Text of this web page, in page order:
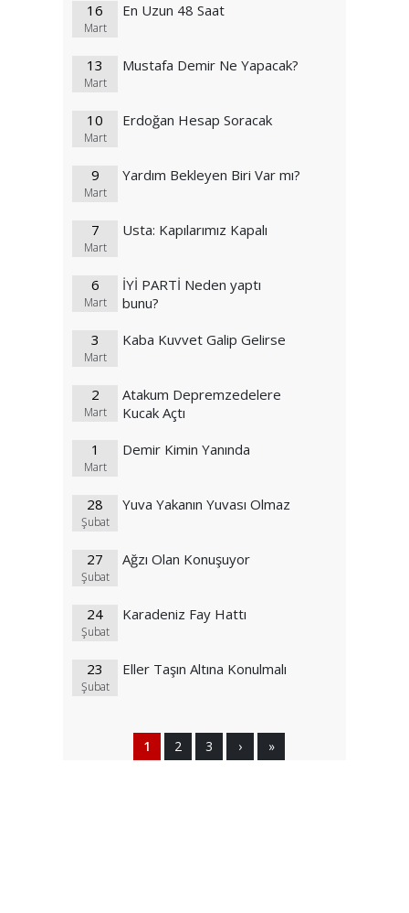
16
Mart
En Uzun 48 Saat
13
Mart
Mustafa Demir Ne Yapacak?
10
Mart
Erdoğan Hesap Soracak
9
Mart
Yardım Bekleyen Biri Var mı?
7
Mart
Usta: Kapılarımız Kapalı
6
Mart
İYİ PARTİ Neden yaptı
bunu?
3
Mart
Kaba Kuvvet Galip Gelirse
2
Mart
Atakum Depremzedelere
Kucak Açtı
1
Mart
Demir Kimin Yanında
28
Şubat
Yuva Yakanın Yuvası Olmaz
27
Şubat
Ağzı Olan Konuşuyor
24
Şubat
Karadeniz Fay Hattı
23
Şubat
Eller Taşın Altına Konulmalı
1 2 3 › »